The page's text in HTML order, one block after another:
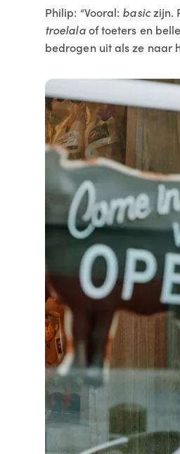
Philip: “Vooral: basiczijn.
troelalaof toeters en
bedrogen uit als ze naar